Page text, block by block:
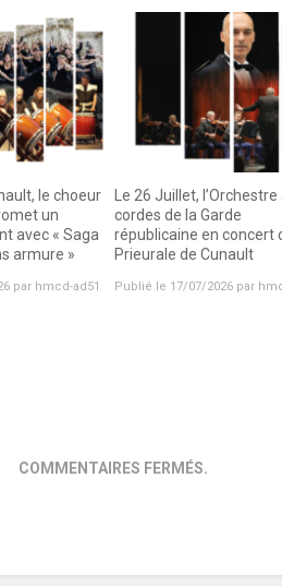
le choeur
un
avec « Saga
armure »
par hmcd-ad51
Le 26 Juillet, l’Orchestre
cordes de la Garde
républicaine en concert
Prieurale de Cunault
Publié le 17/07/2026 par
COMMENTAIRES FERMÉS.